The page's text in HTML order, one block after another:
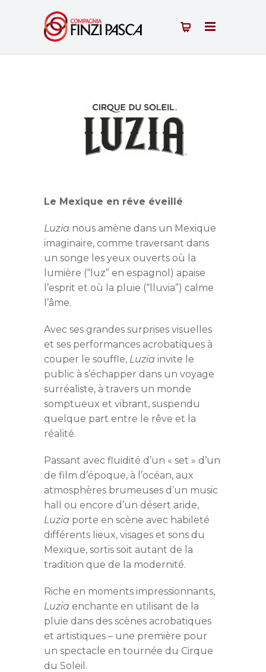
Le Mexique en rêve éveillé
Luzia nous amène dans un Mexique
imaginaire, comme traversant dans
un songe les yeux ouverts où la
lumière (“luz” en espagnol) apaise
l’esprit et où la pluie (“lluvia”) calme
l’âme.
Avec ses grandes surprises visuelles
et ses performances acrobatiques à
couper le souffle, Luzia invite le
public à s’échapper dans un voyage
surréaliste, à travers un monde
somptueux et vibrant, suspendu
quelque part entre le rêve et la
réalité.
Passant avec fluidité d’un « set » d’un
de film d’époque, à l’océan, aux
atmosphères brumeuses d’un music
hall ou encore d’un désert aride,
Luzia porte en scène avec habileté
différents lieux, visages et sons du
Mexique, sortis soit autant de la
tradition que de la modernité.
Riche en moments impressionnants,
Luzia enchante en utilisant de la
pluie dans des scènes acrobatiques
et artistiques – une première pour
un spectacle en tournée du Cirque
du Soleil.